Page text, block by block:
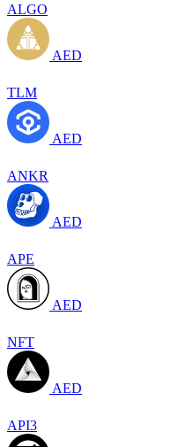
ALGO
AED
TLM
AED
ANKR
AED
APE
AED
NFT
AED
API3